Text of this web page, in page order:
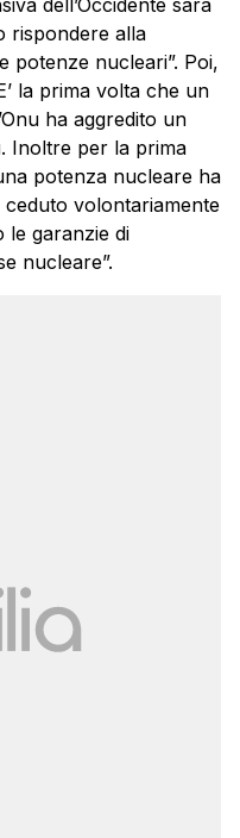
rispondere alla
potenze nucleari”. Poi,
la prima volta che un
ha aggredito un
Inoltre per la prima
potenza nucleare ha
volontariamente
le garanzie di
nucleare”.